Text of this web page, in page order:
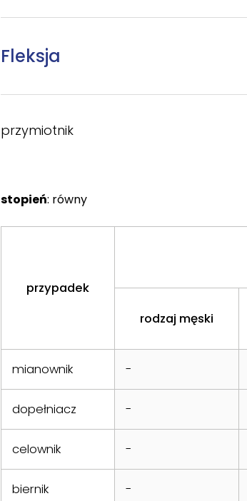
Fleksja
przymiotnik
stopień: równy
przypadek
rodzaj męski
mianownik -
dopełniacz -
celownik -
biernik -